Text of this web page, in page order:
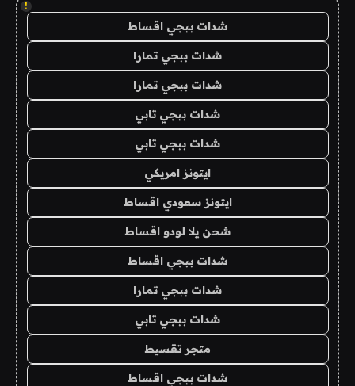
!
شدات ببجي اقساط
شدات ببجي تمارا
شدات ببجي تمارا
شدات ببجي تابي
شدات ببجي تابي
ايتونز امريكي
ايتونز سعودي اقساط
شحن يلا لودو اقساط
شدات ببجي اقساط
شدات ببجي تمارا
شدات ببجي تابي
متجر تقسيط
شدات ببجي اقساط